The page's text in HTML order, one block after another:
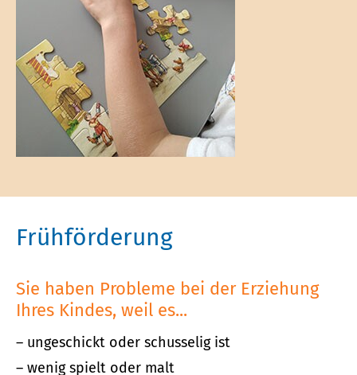
Frühförderung
Sie haben Probleme bei der Erziehung
Ihres Kindes, weil es...
ungeschickt oder schusselig ist
wenig spielt oder malt